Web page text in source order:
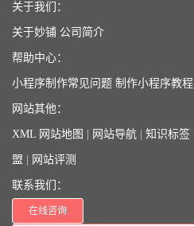
关于我们：
关于妙铺 公司简介
帮助中心：
小程序制作常见问题 制作小程序教程
网站其他：
XML 网站地图 网站导航 知识标签
盟 网站评测
联系我们：
在线咨询